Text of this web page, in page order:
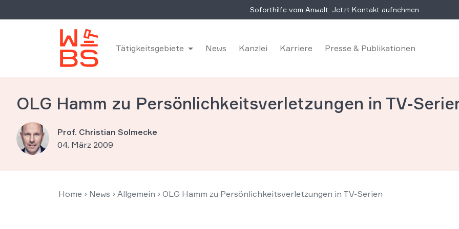
Soforthilfe vom Anwalt: Jetzt Kontakt aufnehmen
Tätigkeitsgebiete News Kanzlei Karriere Presse & Publikationen
OLG Hamm zu Persönlichkeitsverletzungen in TV-
Prof. Christian Solmecke
04. März 2009
Home › News › Allgemein › OLG Hamm zu Persönlichkeitsverletzungen in TV-Serien